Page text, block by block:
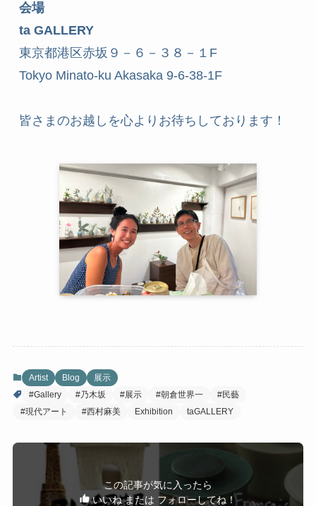
会場
ta GALLERY
東京都港区赤坂９－６－３８－１F
Tokyo Minato-ku Akasaka 9-6-38-1F
皆さまのお越しを心よりお待ちしております！
Artist Blog
展示
#Gallery
#乃木坂 #展示 #朝倉世界一
#民藝
#現代アート
#西村麻美 Exhibition taGALLERY
この記事が気に入ったら
いいね または フォローしてね！